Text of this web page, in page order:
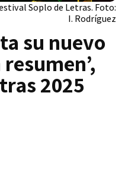
Soplo de Letras. Foto:
I. Rodríguez
su nuevo
resumen’,
2025